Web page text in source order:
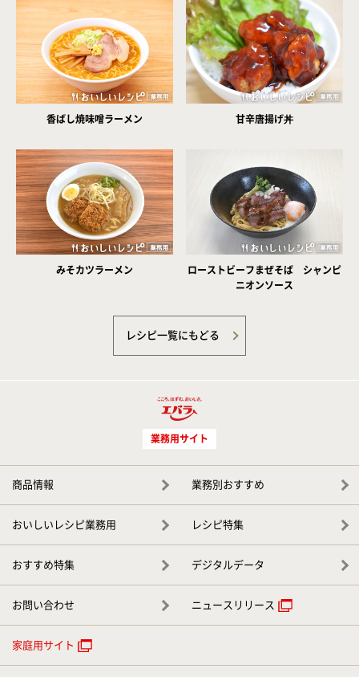
香ばし焼味噌ラーメン 甘辛唐揚げ丼
みそカツラーメン
ローストビーフまぜそば シャンピ
ニオンソース
レシピ一覧にもどる
業務用サイト
商品情報 業務別おすすめ
おいしいレシピ業務用 レシピ特集
おすすめ特集 デジタルデータ
お問い合わせ ニュースリリース
家庭用サイト